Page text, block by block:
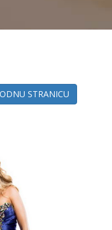
STRANICU